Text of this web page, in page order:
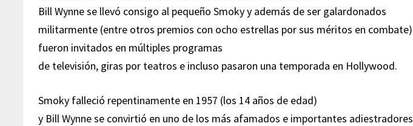
Bill Wynne se llevó consigo al pequeño Smoky y además de ser galardonados
militarmente (entre otros premios con ocho estrellas por sus méritos en combate)
fueron invitados en múltiples programas
de televisión, giras por teatros e incluso pasaron una temporada en Hollywood.
Smoky falleció repentinamente en 1957 (los 14 años de edad)
y Bill Wynne se convirtió en uno de los más afamados e importantes adiestradores